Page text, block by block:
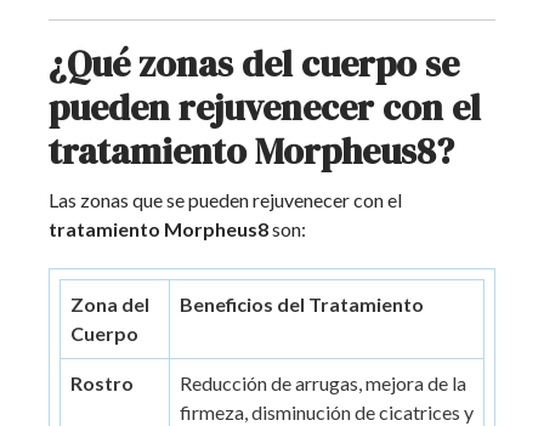
¿Qué zonas del cuerpo se
pueden rejuvenecer con el
tratamiento Morpheus8?
Las zonas que se pueden rejuvenecer con el
tratamiento Morpheus8son:
Zona del
Cuerpo
Beneficios del Tratamiento
Rostro
Reducción de arrugas, mejora de la
firmeza, disminución de cicatrices y